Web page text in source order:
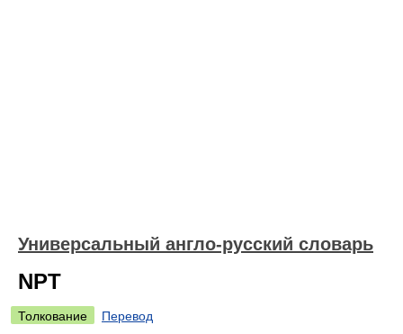
Универсальный англо-русский словарь
NPT
Толкование
Перевод